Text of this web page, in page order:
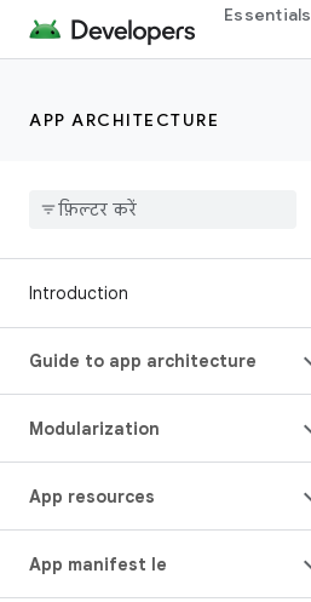
Essentials
APP ARCHITECTURE
Introduction
Guide to app architecture
Modularization
App resources
App manifest file